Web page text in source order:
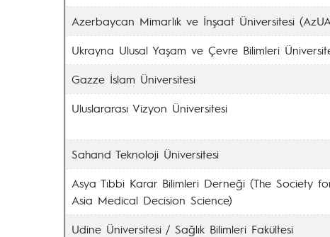
Azerbaycan Mimarlık ve İnşaat Üniversitesi
Ukrayna Ulusal Yaşam ve Çevre Bilimleri
Gazze İslam Üniversitesi
Uluslararası Vizyon Üniversitesi
Sahand Teknoloji Üniversitesi
Asya Tıbbi Karar Bilimleri Derneği (The Society
Asia Medical Decision Science)
Udine Üniversitesi / Sağlık Bilimleri Fakültesi